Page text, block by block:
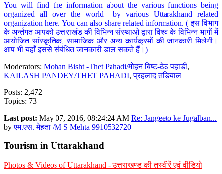
You will find the information about the various functions being
organized all over the world by various Uttarakhand related
organization here. You can also share related information. ( इस विभाग
के अर्न्तगत आपको उत्तराखंड की विभिन्न संस्थाओ द्वारा विश्व के विभिन्न भागों में
आयोजित सांस्कृतिक, सामाजिक और अन्य कार्यक्रमों की जानकारी मिलेगी।
आप भी यहाँ इससे संबंधित जानकारी डाल सकते हैं।)
Moderators: Mohan Bisht -Thet Pahadi/मोहन बिष्ट-ठेठ पहाडी,
KAILASH PANDEY/THET PAHADI,प्रहलाद तडियाल
Posts: 2,472
Topics: 73
Last post: May 07, 2016, 08:24:24 AM Re: Jangeeto ke Jugalban...
byएम.एस. मेहता /M S Mehta 9910532720
Tourism in Uttarakhand
Photos & Videos of Uttarakhand - उत्तराखण्ड की तस्वीरें एवं वीडियो